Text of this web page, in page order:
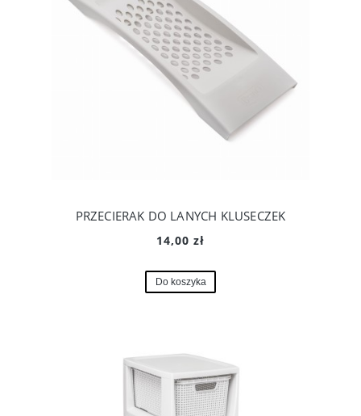
PRZECIERAK DO LANYCH KLUSECZEK
14,00 zł
Do koszyka